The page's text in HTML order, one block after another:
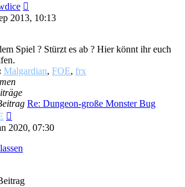
Beitrag
2013, 10:13
Spiel ? Stürzt es ab ? Hier könnt ihr euch
Malgardian, FOE, frx
Re: Dungeon-große Monster Bug
Beitrag
2020, 07:30